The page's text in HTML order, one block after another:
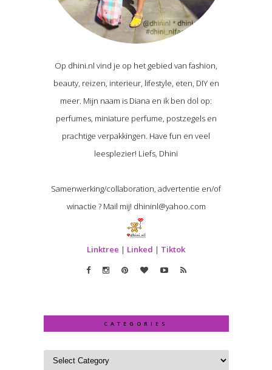
Op dhini.nl vind je op het gebied van fashion,
beauty, reizen, interieur, lifestyle, eten, DIY en
meer. Mijn naam is Diana en ik ben dol op:
perfumes, miniature perfume, postzegels en
prachtige verpakkingen. Have fun en veel
leesplezier! Liefs, Dhini
Samenwerking/collaboration, advertentie en/of
winactie ? Mail mij! dhininl@yahoo.com
Linktree | Linked | Tiktok
CATEGORIES